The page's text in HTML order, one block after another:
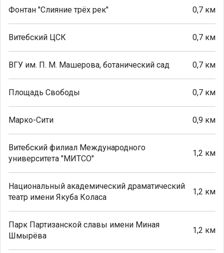
Фонтан "Слияние трёх рек" 0,7 км
Витебский ЦСК 0,7 км
ВГУ им. П. М. Машерова, ботанический сад 0,7 км
Площадь Свободы 0,7 км
Марко-Сити 0,9 км
Витебский филиал Международного
университета "МИТСО"
1,2 км
Национальный академический драматический
театр имени Якуба Коласа
1,2 км
Парк Партизанской славы имени Миная
Шмырёва
1,2 км